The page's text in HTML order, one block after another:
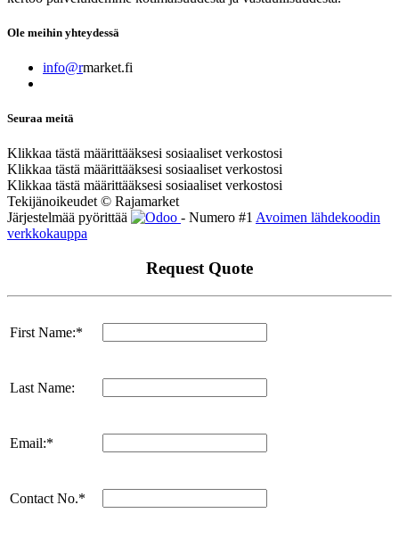
Ole meihin yhteydessä
info@rmarket.fi
Seuraa meitä
Klikkaa tästä määrittääksesi sosiaaliset verkostosi
Klikkaa tästä määrittääksesi sosiaaliset verkostosi
Klikkaa tästä määrittääksesi sosiaaliset verkostosi
Tekijänoikeudet © Rajamarket
Järjestelmää pyörittää
- Numero #1 Avoimen lähdekoodin
verkkokauppa
Request Quote
First Name:*
Last Name:
Email:*
Contact No.*